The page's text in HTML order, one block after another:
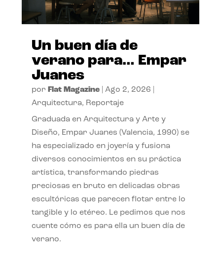
Un buen día de
verano para… Empar
Juanes
por Flat Magazine| Ago 2, 2026
Arquitectura, Reportaje
Graduada en Arquitectura y Arte y
Diseño, Empar Juanes (Valencia, 1990) se
ha especializado en joyería y fusiona
diversos conocimientos en su práctica
artística, transformando piedras
preciosas en bruto en delicadas obras
escultóricas que parecen flotar entre lo
tangible y lo etéreo. Le pedimos que nos
cuente cómo es para ella un buen día de
verano.